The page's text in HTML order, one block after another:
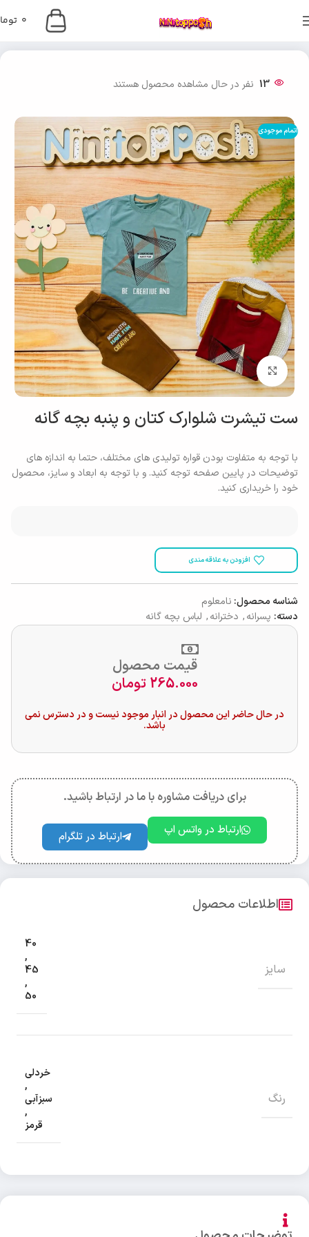
0
13 نفر در حال مشاهده محصول هستند
اتمام موجودی
بزرگنمایی تصویر
ست تیشرت شلوارک کتان و پنبه بچه گانه
با توجه به متفاوت بودن قواره تولیدی های مختلف، حتما به اندازه های
توضیحات در پایین صفحه توجه کنید. و با توجه به ابعاد و سایز، محصول
خود را خریداری کنید.
افزودن به علاقه مندی
شناسه محصول: نامعلوم
دسته: پسرانه, دخترانه, لباس بچه گانه
قیمت محصول
265.000 تومان
در حال حاضر این محصول در انبار موجود نیست و در دسترس نمی
باشد.
برای دریافت مشاوره با ما در ارتباط باشید.
ارتباط در واتس اپ ارتباط در تلگرام
اطلاعات محصول
سایز
40
,
45
,
50
رنگ
خردلی
,
سبزآبی
,
قرمز